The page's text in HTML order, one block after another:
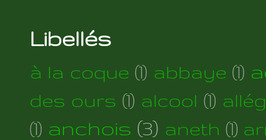
Libellés
à la coque (1) abbaye (1)
des ours (1) alcool (1)
(1) anchois (3) aneth (1)